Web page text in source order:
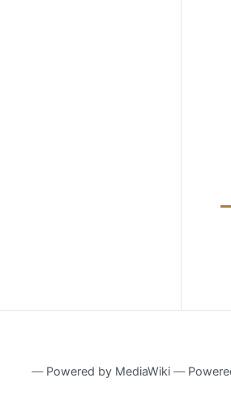
― Powered by MediaWiki ―